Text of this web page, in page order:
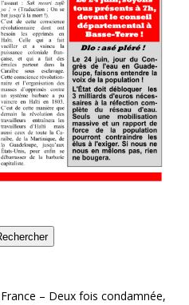
– Deux fois condamnée,